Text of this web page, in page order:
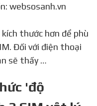
websosanh.vn
kích thước hơn để phù
Đối với điện thoại
sẽ thấy …
'độ